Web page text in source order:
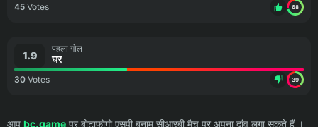
45 Votes 68
1.9
पहला गोल
घर
30 Votes 39
आप bc.game पर बोटाफोगो एसपी बनाम सीआरबी मैच पर अपना दांव लगा सकते हैं ।